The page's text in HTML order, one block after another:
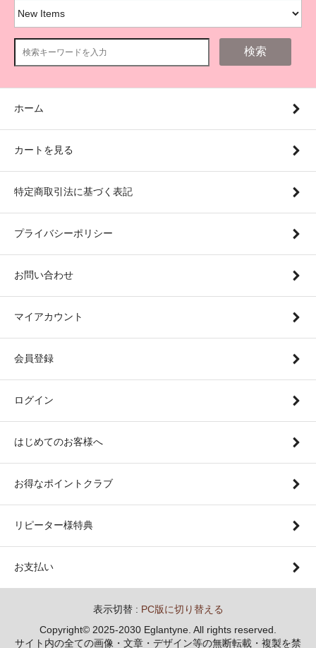
検索
ホーム
カートを見る
特定商取引法に基づく表記
プライバシーポリシー
お問い合わせ
マイアカウント
会員登録
ログイン
はじめてのお客様へ
お得なポイントクラブ
リピーター様特典
お支払い
表示切替 : PC版に切り替える
Copyright© 2025-2030 Eglantyne. All rights reserved.
サイト内の全ての画像・文章・デザイン等の無断転載・複製を禁